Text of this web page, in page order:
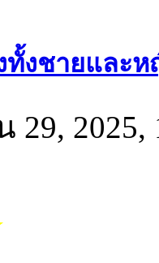
ทั้งชายและ
29, 2025,